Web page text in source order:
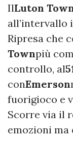
IlLuton
all’intervallo
Ripresa che
Townpiù
controllo, al
conEmerson
fuorigioco e
Scorre via il
emozioni ma